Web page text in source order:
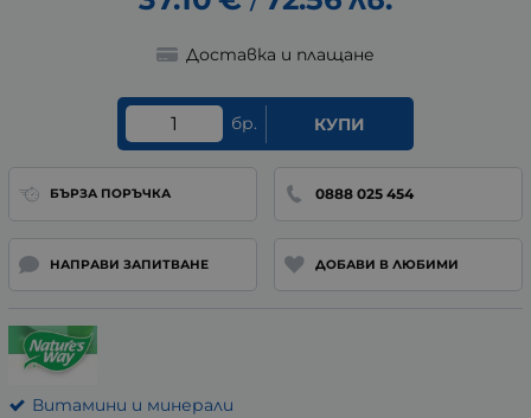
Доставка и плащане
бр. КУПИ
БЪРЗА ПОРЪЧКА 0888 025 454
НАПРАВИ ЗАПИТВАНЕ ДОБАВИ В ЛЮБИМИ
Витамини и минерали